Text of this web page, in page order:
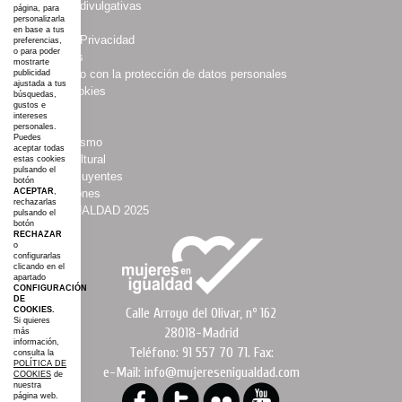
·Campañas divulgativas
·Aviso Legal
·Política de Privacidad
·Multimedias
·Compromiso con la protección de datos personales
·Política Cookies
·Boletines
·Agenda
·Asociacionismo
·Espacio Cultural
·Mujeres Influyentes
·Colaboraciones
·#AGROIGUALDAD 2025
·Mapa web
Calle Arroyo del Olivar, nº 162
28018-Madrid
Teléfono: 91 557 70 71. Fax:
e-Mail: info@mujeresenigualdad.com
página, para
personalizarla
en base a tus
preferencias,
o para poder
mostrarte
publicidad
ajustada a tus
búsquedas,
gustos e
intereses
personales.
Puedes
aceptar todas
estas cookies
pulsando el
botón
ACEPTAR,
rechazarlas
pulsando el
botón
RECHAZAR
o
configurarlas
clicando en el
apartado
CONFIGURACIÓN
DE
COOKIES.
Si quieres
más
información,
consulta la
POLÍTICA DE
COOKIES de
nuestra
página web.